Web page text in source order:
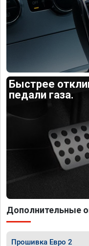
Быстрее
педали газа.
Дополнительные
Прошивка Евро 2